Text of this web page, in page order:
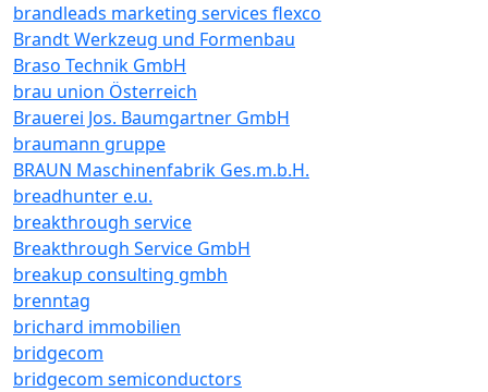
brandleads marketing services flexco
Brandt Werkzeug und Formenbau
Braso Technik GmbH
brau union Österreich
Brauerei Jos. Baumgartner GmbH
braumann gruppe
BRAUN Maschinenfabrik Ges.m.b.H.
breadhunter e.u.
breakthrough service
Breakthrough Service GmbH
breakup consulting gmbh
brenntag
brichard immobilien
bridgecom
bridgecom semiconductors